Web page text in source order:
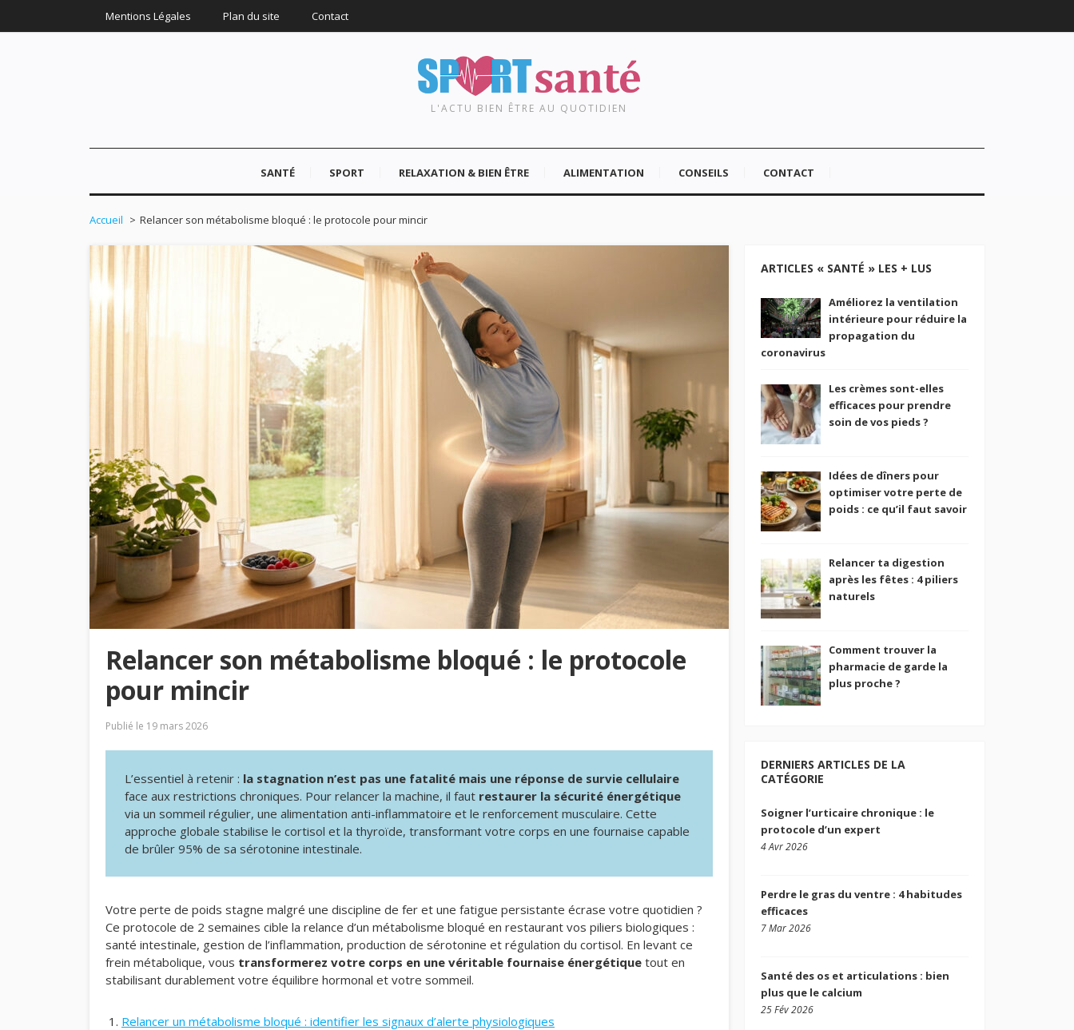
Mentions Légales Plan du site Contact
L'ACTU BIEN ÊTRE AU QUOTIDIEN
SANTÉ SPORT RELAXATION & BIEN ÊTRE ALIMENTATION CONSEILS CONTACT
Accueil Relancer son métabolisme bloqué : le protocole pour mincir
Relancer son métabolisme bloqué : le protocole
pour mincir
Publié le 19 mars 2026
L’essentiel à retenir : la stagnation n’est pas une fatalité mais une réponse de survie cellulaire
face aux restrictions chroniques. Pour relancer la machine, il faut restaurer la sécurité énergétique
via un sommeil régulier, une alimentation anti-inflammatoire et le renforcement musculaire. Cette
approche globale stabilise le cortisol et la thyroïde, transformant votre corps en une fournaise capable
de brûler 95% de sa sérotonine intestinale.
Votre perte de poids stagne malgré une discipline de fer et une fatigue persistante écrase votre quotidien ?
Ce protocole de 2 semaines cible la relance d’un métabolisme bloqué en restaurant vos piliers biologiques :
santé intestinale, gestion de l’inflammation, production de sérotonine et régulation du cortisol. En levant ce
frein métabolique, vous transformerez votre corps en une véritable fournaise énergétique tout en
stabilisant durablement votre équilibre hormonal et votre sommeil.
Relancer un métabolisme bloqué : identifier les signaux d’alerte physiologiques
ARTICLES « SANTÉ » LES + LUS
Améliorez la ventilation
intérieure pour réduire la
propagation du
coronavirus
Les crèmes sont-elles
efficaces pour prendre
soin de vos pieds ?
Idées de dîners pour
optimiser votre perte de
poids : ce qu’il faut savoir
Relancer ta digestion
après les fêtes : 4 piliers
naturels
Comment trouver la
pharmacie de garde la
plus proche ?
DERNIERS ARTICLES DE LA
CATÉGORIE
Soigner l’urticaire chronique : le
protocole d’un expert
4 Avr 2026
Perdre le gras du ventre : 4 habitudes
efficaces
7 Mar 2026
Santé des os et articulations : bien
plus que le calcium
25 Fév 2026